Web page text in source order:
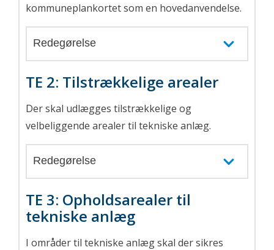
kommuneplankortet som en hovedanvendelse.
Redegørelse
TE 2: Tilstrækkelige arealer
Der skal udlægges tilstrækkelige og
velbeliggende arealer til tekniske anlæg.
Redegørelse
TE 3: Opholdsarealer til
tekniske anlæg
I områder til tekniske anlæg skal der sikres